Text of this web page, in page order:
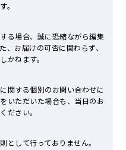
。
る場合、誠に恐縮ながら編集
、お届けの可否に関わらず、
かねます。
関する個別のお問い合わせに
いただいた場合も、当日のお
ださい。
として行っておりません。